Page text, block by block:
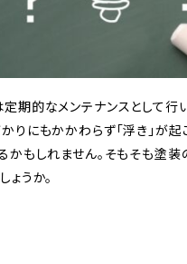
期的なメンテナンスとして行
りにもかかわらず「浮き」が起
かもしれません。そもそも塗
ょうか。